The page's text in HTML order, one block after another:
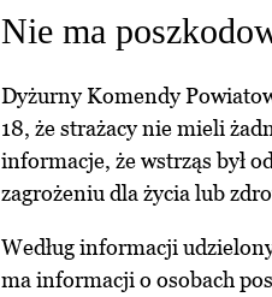
Nie ma
Dyżurny Komendy
18, że strażacy nie mieli
informacje, że wstrząs był
zagrożeniu dla życia lub
Według informacji
ma informacji o osobach